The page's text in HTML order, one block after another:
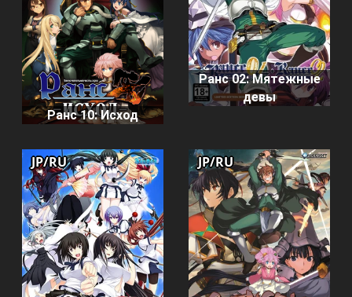
Ранс 10: Исход
Ранс 02: Мятежные
девы
JP/RU JP/RU